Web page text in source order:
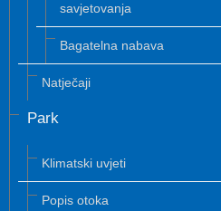
savjetovanja
Bagatelna nabava
Natječaji
Park
Klimatski uvjeti
Popis otoka